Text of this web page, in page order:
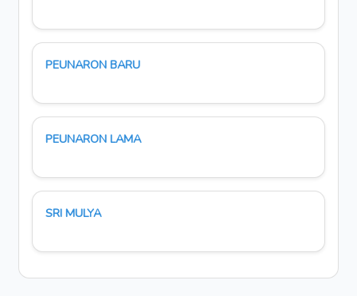
PEUNARON BARU
PEUNARON LAMA
SRI MULYA